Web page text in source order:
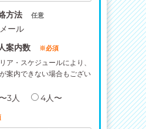
方法 任意
メール
案内数
※必須
ア・スケジュールにより、
案内できない場合もござい
3人
4人〜